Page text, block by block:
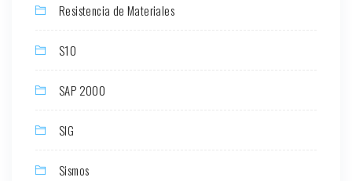
Resistencia de Materiales
S10
SAP 2000
SIG
Sismos